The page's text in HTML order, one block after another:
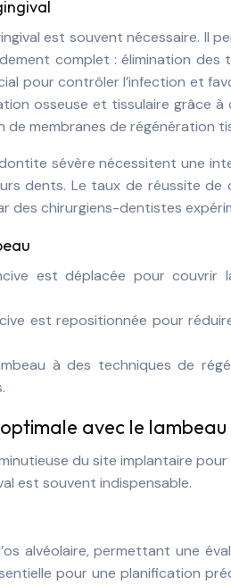
est souvent nécessaire. Il
complet : élimination des
pour contrôler l’infection et
osseuse et tissulaire grâce à
membranes de régénération
sévère nécessitent une
dents. Le taux de réussite de
des chirurgiens-dentistes
est déplacée pour couvrir
est repositionnée pour
à des techniques de
avec le lambeau
du site implantaire
est souvent indispensable.
alvéolaire, permettant une
pour une planification